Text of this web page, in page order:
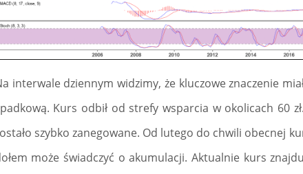
interwale dziennym widzimy, że kluczowe znaczenie
Kurs odbił od strefy wsparcia w okolicach 60
szybko zanegowane. Od lutego do chwili obecnej
może świadczyć o akumulacji. Aktualnie kurs